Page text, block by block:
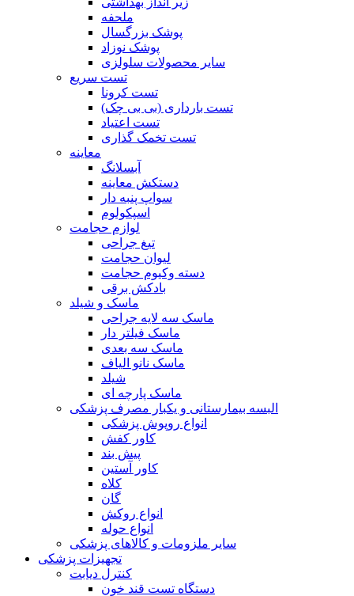
ملحفه
پوشک بزرگسال
پوشک نوزاد
سایر محصولات سلولزی
تست سریع
تست کرونا
تست بارداری (بی بی چک)
تست اعتیاد
تست تخمک گذاری
معاینه
آبسلانگ
دستکش معاینه
سواپ پنبه دار
اسپکولوم
لوازم حجامت
تیغ جراحی
لیوان حجامت
دسته وکیوم حجامت
بادکش برقی
ماسک و شیلد
ماسک سه لایه جراحی
ماسک فیلتر دار
ماسک سه بعدی
ماسک نانو الیاف
شیلد
ماسک پارچه ای
البسه بیمارستانی و یکبار مصرف پزشکی
انواع روپوش پزشکی
کاور کفش
پیش بند
کاور آستین
کلاه
گان
انواع روکش
انواع حوله
سایر ملزومات و کالاهای پزشکی
تجهیزات پزشکی
کنترل دیابت
دستگاه تست قند خون